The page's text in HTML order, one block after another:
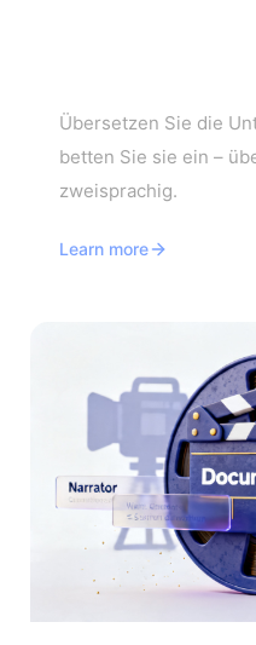
Übersetzen Sie die
betten Sie sie ein –
zweisprachig.
Learn more